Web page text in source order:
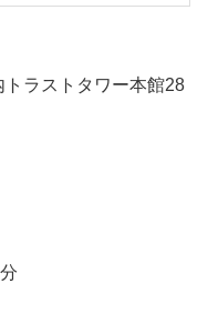
ラストタワー本館28